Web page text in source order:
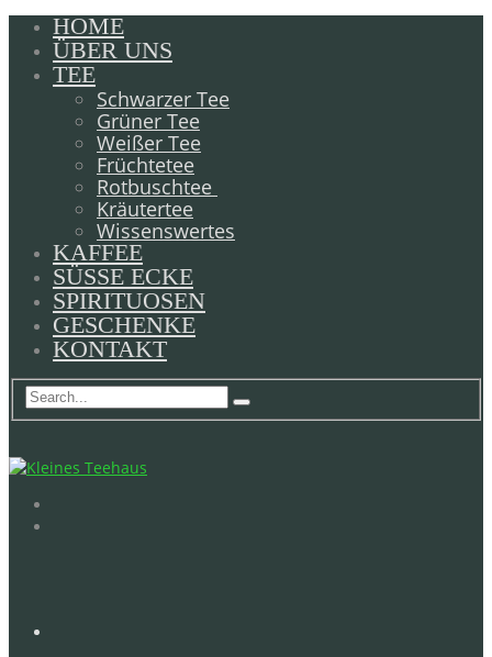
HOME
ÜBER UNS
TEE
Schwarzer Tee
Grüner Tee
Weißer Tee
Früchtetee
Rotbuschtee
Kräutertee
Wissenswertes
KAFFEE
SÜSSE ECKE
SPIRITUOSEN
GESCHENKE
KONTAKT